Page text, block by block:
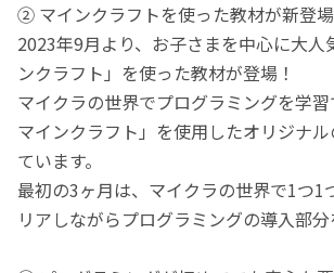
② マインクラフトを使った教材が新登場
2023年9月より、お子さまを中心に大人
ンクラフト」を使った教材が登場！
マイクラの世界でプログラミングを学
マインクラフト」を使用したオリジナ
ています。
最初の3ヶ月は、マイクラの世界で1つ1
リアしながらプログラミングの導入部分